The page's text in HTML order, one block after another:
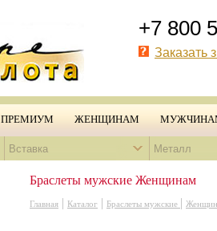
+7 800
Заказать
ПРЕМИУМ ЖЕНЩИНАМ
Вставка Металл
Браслеты мужские Женщинам
Главная | Каталог | Браслеты мужские |